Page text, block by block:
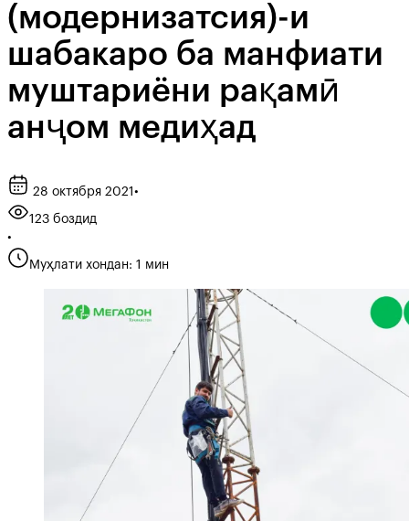
(модернизатсия)-и
шабакаро ба манфиати
муштариёни рақамӣ
анҷом медиҳад
28 октября 2021 •
123 боздид
•
Муҳлати хондан: 1 мин